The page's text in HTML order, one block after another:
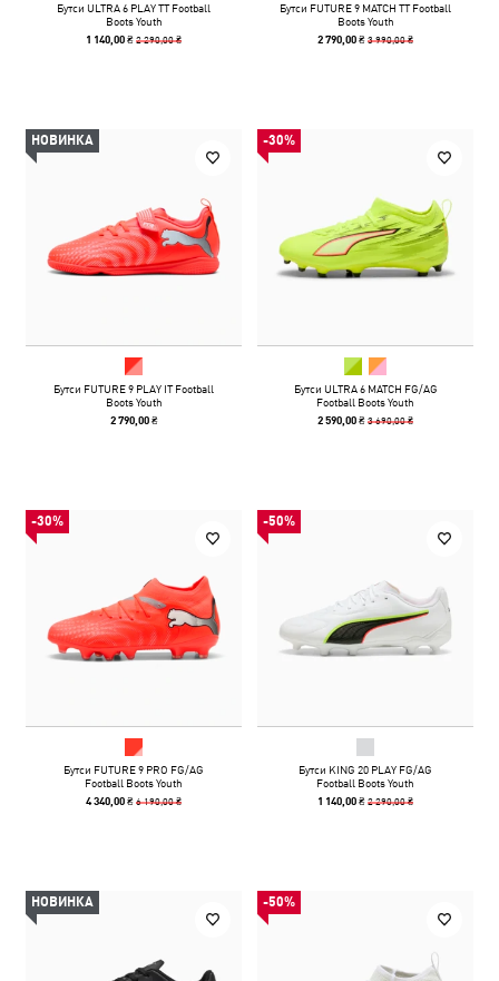
Бутси ULTRA 6 PLAY TT Football
Boots Youth
1 140,00 ₴2 290,00 ₴
Бутси FUTURE 9 MATCH TT Football
Boots Youth
2 790,00 ₴3 990,00 ₴
НОВИНКА
Бутси FUTURE 9 PLAY IT Football
Boots Youth
2 790,00 ₴
-30%
Бутси ULTRA 6 MATCH FG/AG
Football Boots Youth
2 590,00 ₴3 690,00 ₴
-30%
Бутси FUTURE 9 PRO FG/AG
Football Boots Youth
4 340,00 ₴6 190,00 ₴
-50%
Бутси KING 20 PLAY FG/AG
Football Boots Youth
1 140,00 ₴2 290,00 ₴
НОВИНКА -50%